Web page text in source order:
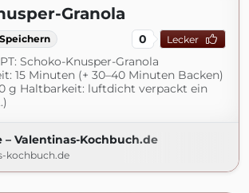
Granola
Speichern 0 Lecker
Schoko-Knusper-Granola
15 Minuten (+ 30–40 Minuten Backen)
g Haltbarkeit: luftdicht verpackt ein
– Valentinas-Kochbuch.de
kochbuch.de